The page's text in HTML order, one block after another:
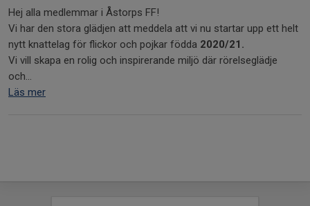
Hej alla medlemmar i Åstorps FF!
Vi har den stora glädjen att meddela att vi nu startar upp ett helt
nytt knattelag för flickor och pojkar födda 2020/21.
Vi vill skapa en rolig och inspirerande miljö där rörelseglädje
och...
Läs mer